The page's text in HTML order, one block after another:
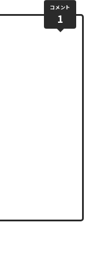
コメント
1